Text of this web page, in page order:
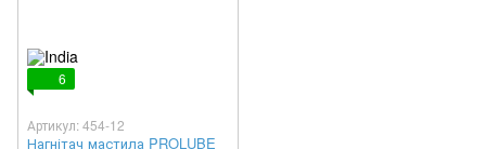
6
Артикул: 454-12
Нагнітач мастила PROLUBE